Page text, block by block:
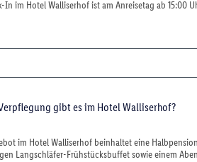
In im Hotel Walliserhof ist am Anreisetag ab 15:00
gibt es im Hotel Walliserhof?
im Hotel Walliserhof beinhaltet eine
Langschläfer-Frühstücksbuffet sowie einem